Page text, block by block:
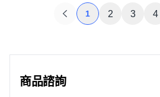
1 2 3 4
商品諮詢